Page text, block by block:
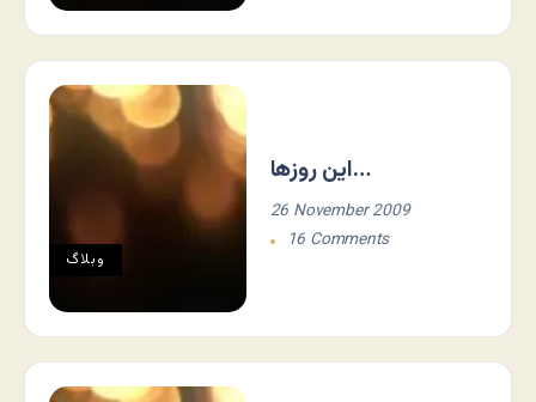
وبلاگ
این روزها…
26 November 2009
16 Comments